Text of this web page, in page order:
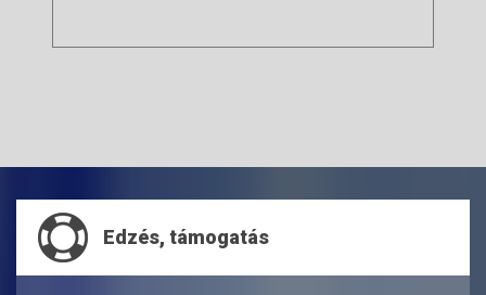
Edzés, támogatás